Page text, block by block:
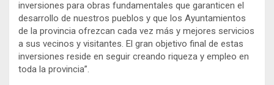
inversiones para obras fundamentales que garanticen el
desarrollo de nuestros pueblos y que los Ayuntamientos
de la provincia ofrezcan cada vez más y mejores servicios
a sus vecinos y visitantes. El gran objetivo final de estas
inversiones reside en seguir creando riqueza y empleo en
toda la provincia”.